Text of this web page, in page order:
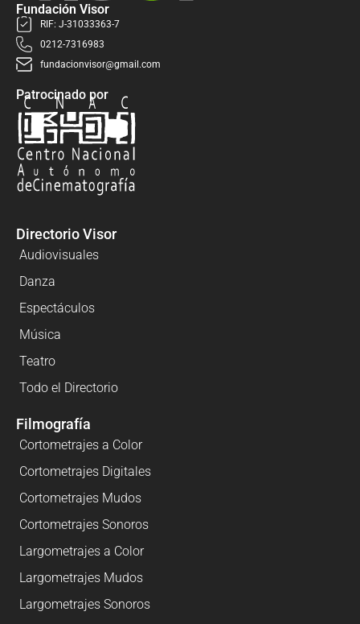
Fundación Visor
RIF: J-31033363-7
0212-7316983
fundacionvisor@gmail.com
Patrocinado por
Directorio Visor
Audiovisuales
Danza
Espectáculos
Música
Teatro
Todo el Directorio
Filmografía
Cortometrajes a Color
Cortometrajes Digitales
Cortometrajes Mudos
Cortometrajes Sonoros
Largometrajes a Color
Largometrajes Mudos
Largometrajes Sonoros